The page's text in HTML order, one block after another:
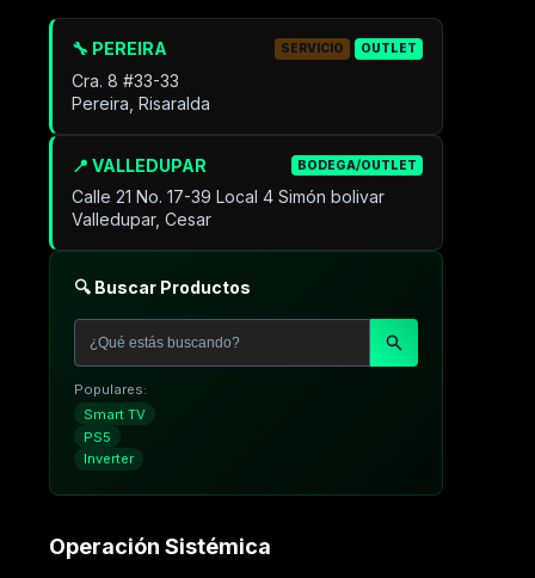
📍 VALLEDUPAR BODEGA/OUTLET
Calle 21 No. 17-39 Local 4 Simón bolivar
Valledupar, Cesar
🔧 PEREIRA SERVICIO OUTLET
Cra. 8 #33-33
Pereira, Risaralda
🔍 Buscar Productos
Populares:
Smart TV
PS5
Inverter
Operación Sistémica